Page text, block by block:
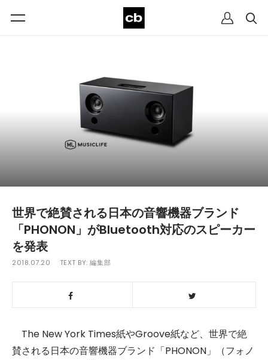
世界で絶賛される日本の音響機器ブランド
「PHONON」がBluetooth対応のスピーカー
を発表
2018.07.20 TEXT BY:編集部
The New York Times紙やGroove紙など、世界で絶
賛される日本の音響機器ブランド「PHONON」（フォノ